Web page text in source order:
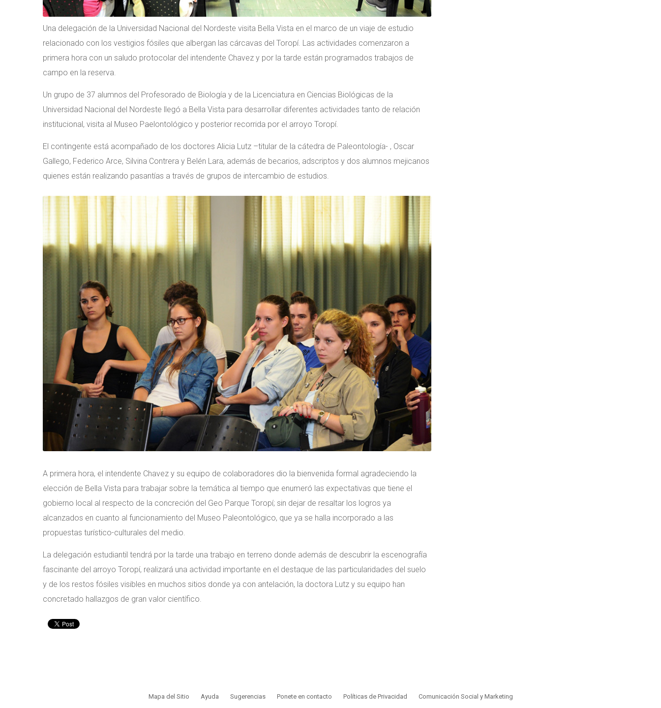
Una delegación de la Universidad Nacional del Nordeste visita Bella Vista en el marco de un viaje de estudio
relacionado con los vestigios fósiles que albergan las cárcavas del Toropí. Las actividades comenzaron a
primera hora con un saludo protocolar del intendente Chavez y por la tarde están programados trabajos de
campo en la reserva.
Un grupo de 37 alumnos del Profesorado de Biología y de la Licenciatura en Ciencias Biológicas de la
Universidad Nacional del Nordeste llegó a Bella Vista para desarrollar diferentes actividades tanto de relación
institucional, visita al Museo Paelontológico y posterior recorrida por el arroyo Toropí.
El contingente está acompañado de los doctores Alicia Lutz –titular de la cátedra de Paleontología- , Oscar
Gallego, Federico Arce, Silvina Contrera y Belén Lara, además de becarios, adscriptos y dos alumnos mejicanos
quienes están realizando pasantías a través de grupos de intercambio de estudios.
A primera hora, el intendente Chavez y su equipo de colaboradores dio la bienvenida formal agradeciendo la
elección de Bella Vista para trabajar sobre la temática al tiempo que enumeró las expectativas que tiene el
gobierno local al respecto de la concreción del Geo Parque Toropí; sin dejar de resaltar los logros ya
alcanzados en cuanto al funcionamiento del Museo Paleontológico, que ya se halla incorporado a las
propuestas turístico-culturales del medio.
La delegación estudiantil tendrá por la tarde una trabajo en terreno donde además de descubrir la escenografía
fascinante del arroyo Toropí, realizará una actividad importante en el destaque de las particularidades del suelo
y de los restos fósiles visibles en muchos sitios donde ya con antelación, la doctora Lutz y su equipo han
concretado hallazgos de gran valor científico.
Mapa del Sitio Ayuda Sugerencias Ponete en contacto Políticas de Privacidad Comunicación Social y Marketing